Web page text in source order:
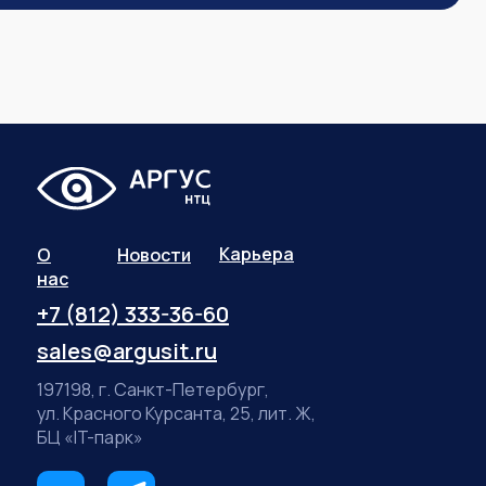
О
нас
+7 (812) 333-36-60
sales@argusit.ru
Новости Карьера
197198, г. Санкт-Петербург,
ул. Красного Курсанта, 25, лит. Ж,
БЦ «IT-парк»